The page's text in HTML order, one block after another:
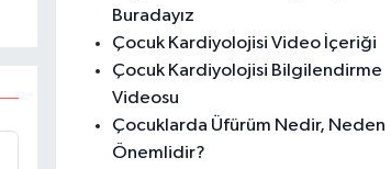
Buradayız
Çocuk Kardiyolojisi Video İçeriği
Çocuk Kardiyolojisi Bilgilendirme
Videosu
Çocuklarda Üfürüm Nedir, Neden
Önemlidir?